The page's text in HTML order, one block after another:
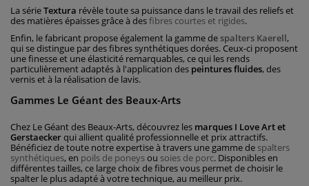
La sérieTextura révèle toute sa puissance dans le travail des reliefs et
des matières épaisses grâce à desfibres courtes et rigides.
Enfin, le fabricant propose également la gamme de spalters Kaerell,
qui se distingue par des fibres synthétiques dorées. Ceux-ci proposent
une finesse et une élasticité remarquables, ce qui les rends
particulièrement adaptés à l'application des peintures fluides, des
vernis et à la réalisation de lavis.
Gammes Le Géant des Beaux-Arts
Chez Le Géant des Beaux-Arts, découvrez les marques I Love Art et
Gerstaeckerqui allient qualité professionnelle et prix attractifs.
Bénéficiez de toute notre expertise à travers une gamme de spalters
synthétiques, en poils de poneysou soies de porc. Disponibles en
différentes tailles, ce large choix de fibres vous permet de choisir le
spalter le plus adapté à votre technique, au meilleur prix.